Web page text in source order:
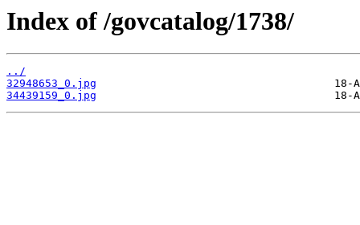
Index of /govcatalog/1738/
../
32948653_0.jpg
34439159_0.jpg